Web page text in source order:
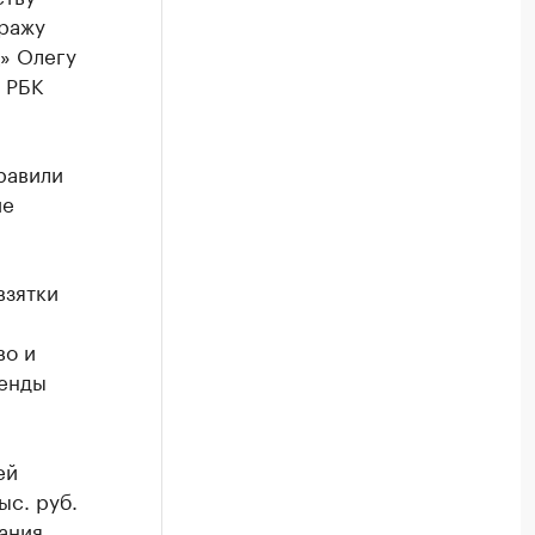
Олегу
РБК
и
руб.